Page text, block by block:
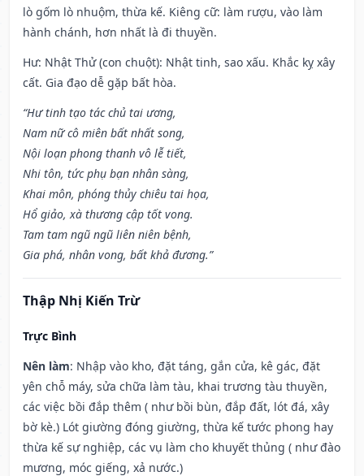
lò gốm lò nhuộm, thừa kế. Kiêng cữ: làm rượu, vào làm
hành chánh, hơn nhất là đi thuyền.
Hư: Nhật Thử (con chuột): Nhật tinh, sao xấu. Khắc kỵ xây
cất. Gia đạo dễ gặp bất hòa.
“Hư tinh tạo tác chủ tai ương,
Nam nữ cô miên bất nhất song,
Nội loạn phong thanh vô lễ tiết,
Nhi tôn, tức phụ bạn nhân sàng,
Khai môn, phóng thủy chiêu tai họa,
Hổ giảo, xà thương cập tốt vong.
Tam tam ngũ ngũ liên niên bệnh,
Gia phá, nhân vong, bất khả đương.”
Thập Nhị Kiến Trừ
Trực Bình
Nên làm: Nhập vào kho, đặt táng, gắn cửa, kê gác, đặt
yên chỗ máy, sửa chữa làm tàu, khai trương tàu thuyền,
các việc bồi đắp thêm ( như bồi bùn, đắp đất, lót đá, xây
bờ kè.) Lót giường đóng giường, thừa kế tước phong hay
thừa kế sự nghiệp, các vụ làm cho khuyết thủng ( như đào
mương, móc giếng, xả nước.)